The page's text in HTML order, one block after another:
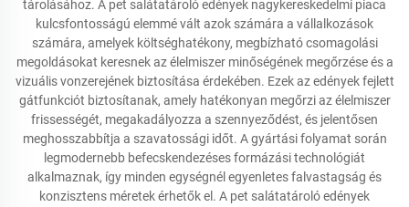
tárolásához. A pet salátatároló edények nagykereskedelmi piaca
kulcsfontosságú elemmé vált azok számára a vállalkozások
számára, amelyek költséghatékony, megbízható csomagolási
megoldásokat keresnek az élelmiszer minőségének megőrzése és a
vizuális vonzerejének biztosítása érdekében. Ezek az edények fejlett
gátfunkciót biztosítanak, amely hatékonyan megőrzi az élelmiszer
frissességét, megakadályozza a szennyeződést, és jelentősen
meghosszabbítja a szavatossági időt. A gyártási folyamat során
legmodernebb befecskendezéses formázási technológiát
alkalmaznak, így minden egységnél egyenletes falvastagság és
konzisztens méretek érhetők el. A pet salátatároló edények